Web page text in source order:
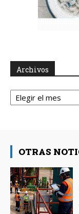
Archivos
Archivos
OTRAS